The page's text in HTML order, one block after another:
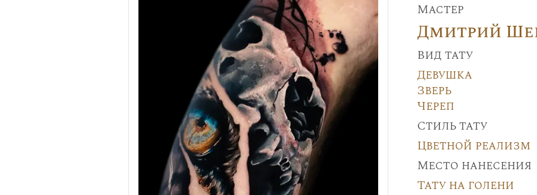
Мастер
Дмитрий
Вид тату
Девушка
Зверь
Череп
Стиль тату
Цветной реализм
Место нанесения
Тату на голени